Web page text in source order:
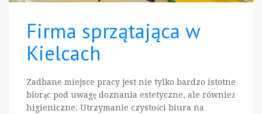
Firma sprzątająca w
Kielcach
Zadbane miejsce pracy jest nie tylko bardzo istotne
biorąc pod uwagę doznania estetyczne, ale również
higieniczne. Utrzymanie czystości biura na